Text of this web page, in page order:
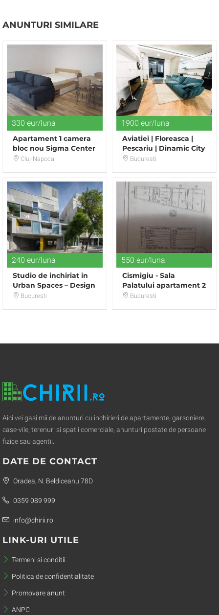
ANUNTURI SIMILARE
330 eur/luna
Apartament 1 camera
bloc nou Sigma Center
Cluj-Napoca
1900 eur/luna
Aviatiei | Floreasca |
Pescariu | Dinamic City
| Bloc 2017 | Totul nou
Bucuresti
240 eur/luna
Studio de inchiriat in
Urban Spaces – Design
Apartments
Bucuresti
550 eur/luna
Cismigiu - Sala
Palatului apartament 2
camere
Bucuresti
Aici vei gasi mii de anunturi cu inchirieri de apartamente, garsoniere,
case-vile, terenuri si spatii comerciale, anunturi postate de persoane
fizice sau agentii.
DATE DE CONTACT
Oradea, N. Beldiceanu 78D
0359 089 999
info@chirii.ro
LINK-URI UTILE
Termeni si conditii
Politica de confidentialitate
Promovare anunt
ANPC